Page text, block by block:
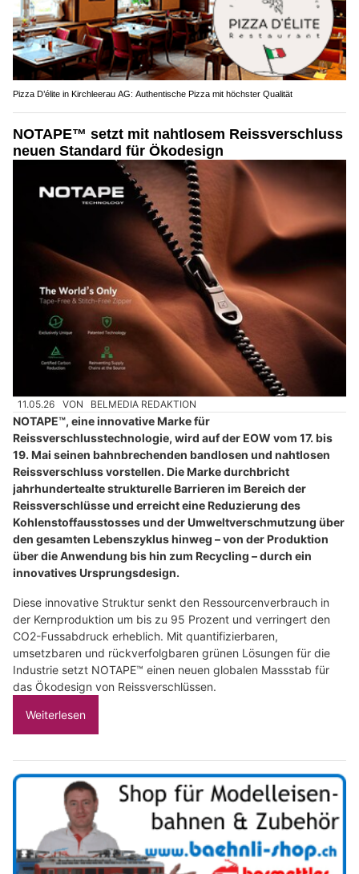
Pizza D’élite in Kirchleerau AG: Authentische Pizza mit höchster Qualität
NOTAPE™ setzt mit nahtlosem Reissverschluss
neuen Standard für Ökodesign
11.05.26 VON BELMEDIA REDAKTION
NOTAPE™, eine innovative Marke für
Reissverschlusstechnologie, wird auf der EOW vom 17. bis
19. Mai seinen bahnbrechenden bandlosen und nahtlosen
Reissverschluss vorstellen. Die Marke durchbricht
jahrhundertealte strukturelle Barrieren im Bereich der
Reissverschlüsse und erreicht eine Reduzierung des
Kohlenstoffausstosses und der Umweltverschmutzung über
den gesamten Lebenszyklus hinweg – von der Produktion
über die Anwendung bis hin zum Recycling – durch ein
innovatives Ursprungsdesign.
Diese innovative Struktur senkt den Ressourcenverbrauch in
der Kernproduktion um bis zu 95 Prozent und verringert den
CO2-Fussabdruck erheblich. Mit quantifizierbaren,
umsetzbaren und rückverfolgbaren grünen Lösungen für die
Industrie setzt NOTAPE™ einen neuen globalen Massstab für
das Ökodesign von Reissverschlüssen.
Weiterlesen